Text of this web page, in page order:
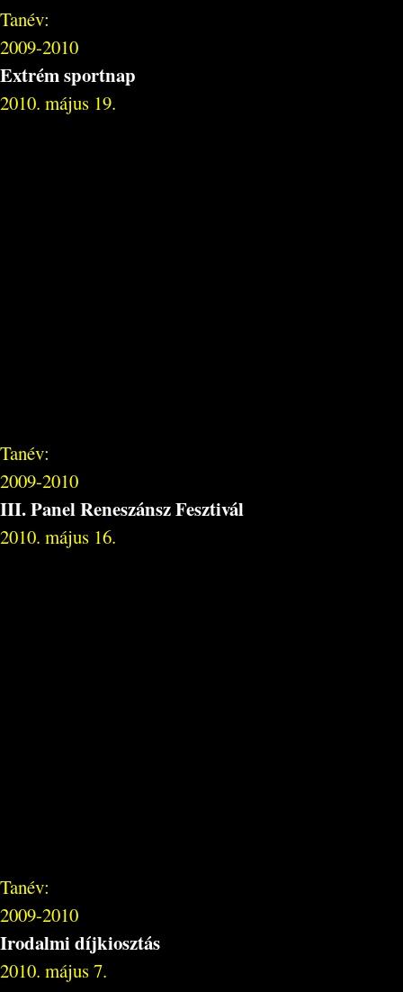
Tanév:
2009-2010
Extrém sportnap
2010. május 19.
Tanév:
2009-2010
III. Panel Reneszánsz Fesztivál
2010. május 16.
Tanév:
2009-2010
Irodalmi díjkiosztás
2010. május 7.